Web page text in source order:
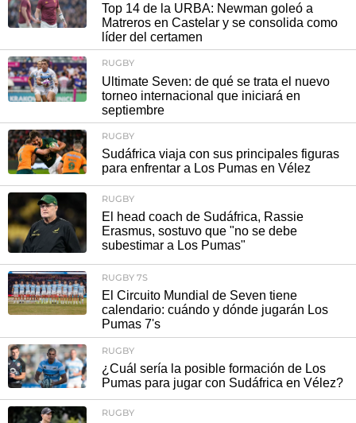
Top 14 de la URBA: Newman goleó a
Matreros en Castelar y se consolida como
líder del certamen
RUGBY
Ultimate Seven: de qué se trata el nuevo
torneo internacional que iniciará en
septiembre
RUGBY
Sudáfrica viaja con sus principales figuras
para enfrentar a Los Pumas en Vélez
RUGBY
El head coach de Sudáfrica, Rassie
Erasmus, sostuvo que "no se debe
subestimar a Los Pumas"
RUGBY 7S
El Circuito Mundial de Seven tiene
calendario: cuándo y dónde jugarán Los
Pumas 7's
RUGBY
¿Cuál sería la posible formación de Los
Pumas para jugar con Sudáfrica en Vélez?
RUGBY